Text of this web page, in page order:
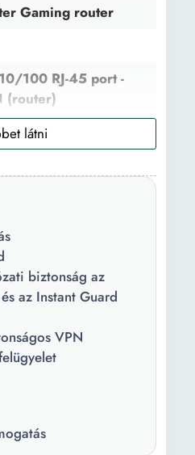
Gaming router
100 RJ-45 port -
(router)
100 Mbps (RJ-45)
MB/s 861 MB/s
1
/ 2.37 A 12 V / 3 A
biztonság az
az Instant Guard
VPN